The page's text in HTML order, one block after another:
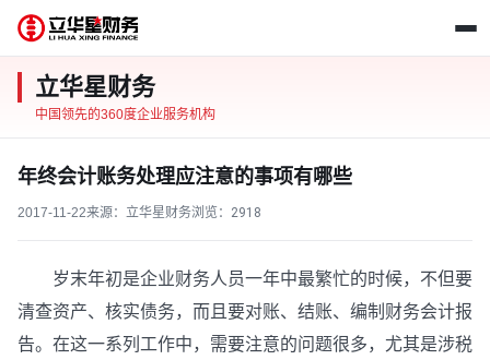
立华星财务
中国领先的360度企业服务机构
年终会计账务处理应注意的事项有哪些
2017-11-22来源：立华星财务浏览： 2918
岁末年初是企业财务人员一年中最繁忙的时候，不但要
清查资产、核实债务，而且要对账、结账、编制财务会计报
告。在这一系列工作中，需要注意的问题很多，尤其是涉税